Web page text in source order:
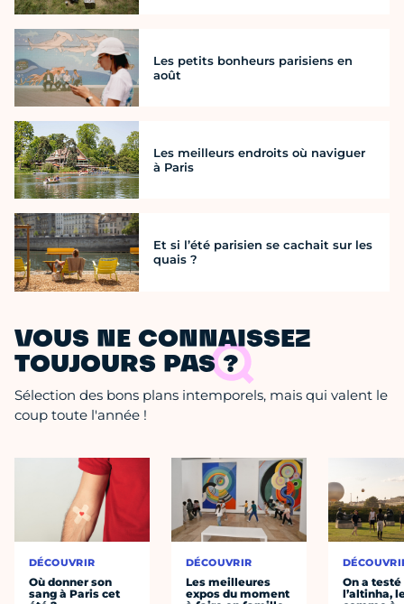
Les petits bonheurs parisiens en
août
Les meilleurs endroits où naviguer
à Paris
Et si l’été parisien se cachait sur les
quais ?
VOUS NE CONNAISSEZ
TOUJOURS PAS ?
Sélection des bons plans intemporels, mais qui valent le
coup toute l'année !
DÉCOUVRIR
Où donner son
sang à Paris cet
DÉCOUVRIR
Les meilleures
expos du moment
On a testé
l’altinha,